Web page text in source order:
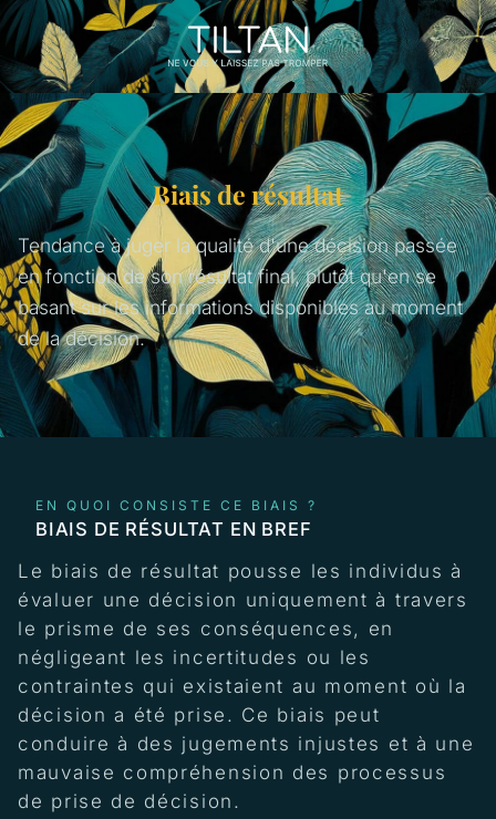
Biais de résultat
Tendance à juger la qualité d'une décision passée
en fonction de son résultat final, plutôt qu'en se
basant sur les informations disponibles au moment
de la décision.
EN QUOI CONSISTE CE BIAIS ?
BIAIS DE RÉSULTAT EN BREF
Le biais de résultat pousse les individus à
évaluer une décision uniquement à travers
le prisme de ses conséquences, en
négligeant les incertitudes ou les
contraintes qui existaient au moment où la
décision a été prise. Ce biais peut
conduire à des jugements injustes et à une
mauvaise compréhension des processus
de prise de décision.